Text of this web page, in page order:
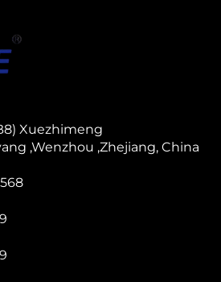
Xuezhimeng
,Wenzhou ,Zhejiang, China